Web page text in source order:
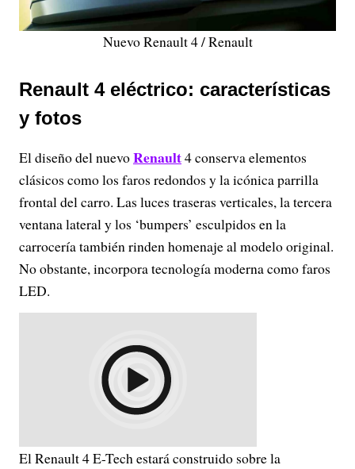
Nuevo Renault 4 / Renault
Renault 4 eléctrico: características
y fotos
El diseño del nuevoRenault4 conserva elementos
clásicos como los faros redondos y la icónica parrilla
frontal del carro. Las luces traseras verticales, la tercera
ventana lateral y los ‘bumpers’ esculpidos en la
carrocería también rinden homenaje al modelo original.
No obstante, incorporatecnología moderna como faros
LED.
El Renault 4 E-Tech estará construido sobre la